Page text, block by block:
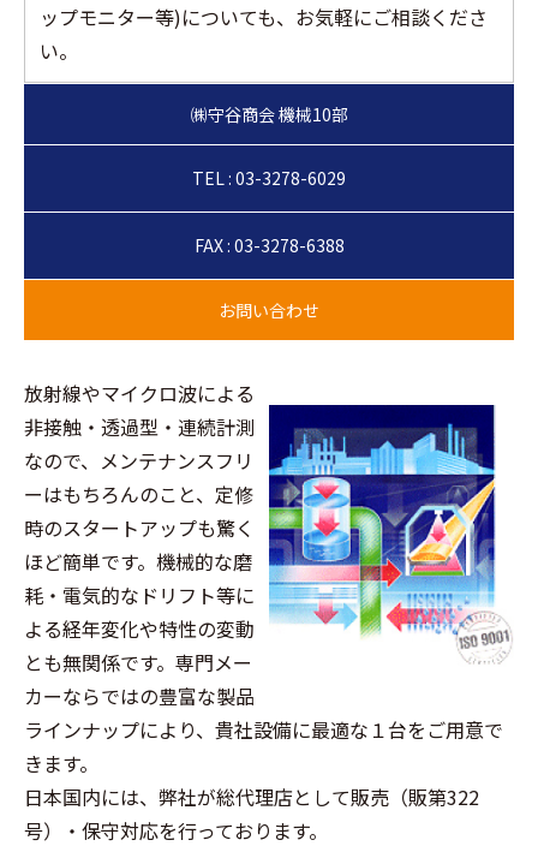
ップモニター等)についても、お気軽にご相談くださ
い。
TEL : 03-3278-6029
FAX : 03-3278-6388
放射線やマイクロ波による
非接触・透過型・連続計測
なので、メンテナンスフリ
ーはもちろんのこと、定修
時のスタートアップも驚く
ほど簡単です。機械的な磨
耗・電気的なドリフト等に
よる経年変化や特性の変動
とも無関係です。専門メー
カーならではの豊富な製品
ラインナップにより、貴社設備に最適な１台をご用意で
きます。
日本国内には、弊社が総代理店として販売（販第322
号）・保守対応を行っております。